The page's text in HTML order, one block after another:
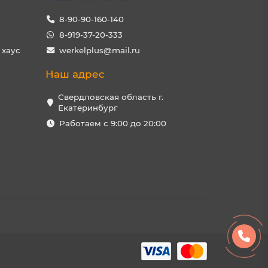
8-90-90-160-140
8-919-37-20-333
werkelplus@mail.ru
Наш адрес
Свердловская область г.
Екатеринбург
Работаем с 9:00 до 20:00